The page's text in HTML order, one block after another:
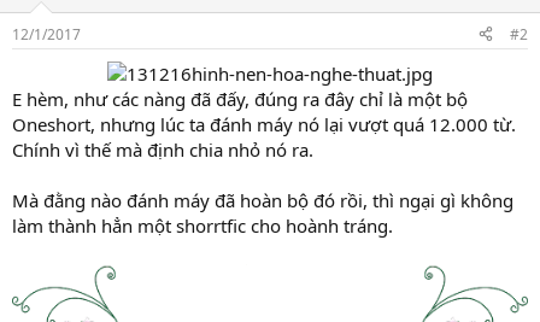
12/1/2017 #2
E hèm, như các nàng đã đấy, đúng ra đây chỉ là một bộ
Oneshort, nhưng lúc ta đánh máy nó lại vượt quá 12.000 từ.
Chính vì thế mà định chia nhỏ nó ra.
Mà đằng nào đánh máy đã hoàn bộ đó rồi, thì ngại gì không
làm thành hẳn một shorrtfic cho hoành tráng.